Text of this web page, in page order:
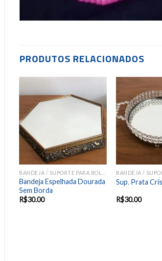
PRODUTOS RELACIONADOS
Add to
Bandeja Espelhada Dourada
Sem Borda
R$30.00
Sup. Prata
R$30.00